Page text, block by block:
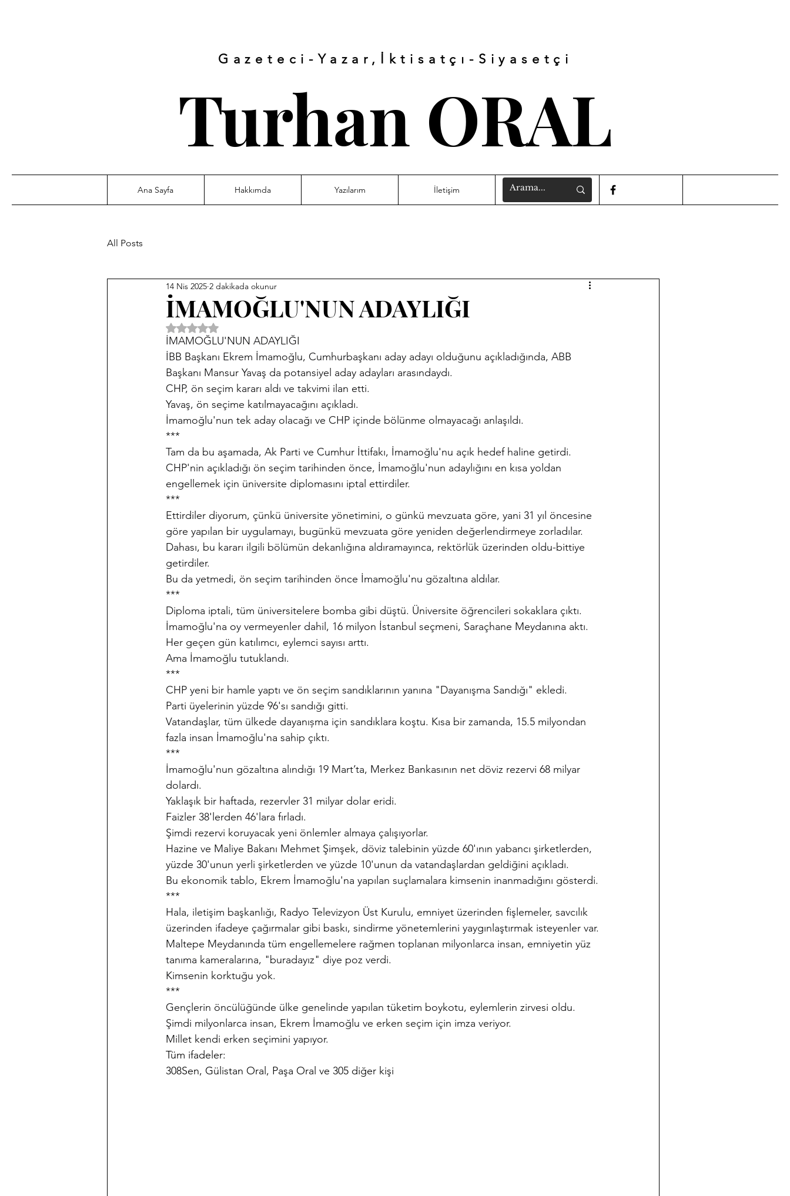
Gazeteci-Yazar,İktisatçı- Siyasetçi
Turhan ORAL
Ana Sayfa Hakkımda Yazılarım İletişim
All Posts
İMAMOĞLU'NUN ADAYLIĞI
14 Nis 2025 2 dakikada okunur
5 üzerinden NaN yıldız
İMAMOĞLU'NUN ADAYLIĞI
İBB Başkanı Ekrem İmamoğlu, Cumhurbaşkanı aday adayı olduğunu açıkladığında, ABB
Başkanı Mansur Yavaş da potansiyel aday adayları arasındaydı.
CHP, ön seçim kararı aldı ve takvimi ilan etti.
Yavaş, ön seçime katılmayacağını açıkladı.
İmamoğlu'nun tek aday olacağı ve CHP içinde bölünme olmayacağı anlaşıldı.
***
Tam da bu aşamada, Ak Parti ve Cumhur İttifakı, İmamoğlu'nu açık hedef haline getirdi.
CHP'nin açıkladığı ön seçim tarihinden önce, İmamoğlu'nun adaylığını en kısa yoldan
engellemek için üniversite diplomasını iptal ettirdiler.
***
Ettirdiler diyorum, çünkü üniversite yönetimini, o günkü mevzuata göre, yani 31 yıl öncesine
göre yapılan bir uygulamayı, bugünkü mevzuata göre yeniden değerlendirmeye zorladılar.
Dahası, bu kararı ilgili bölümün dekanlığına aldıramayınca, rektörlük üzerinden oldu-bittiye
getirdiler.
Bu da yetmedi, ön seçim tarihinden önce İmamoğlu'nu gözaltına aldılar.
***
Diploma iptali, tüm üniversitelere bomba gibi düştü. Üniversite öğrencileri sokaklara çıktı.
İmamoğlu'na oy vermeyenler dahil, 16 milyon İstanbul seçmeni, Saraçhane Meydanına aktı.
Her geçen gün katılımcı, eylemci sayısı arttı.
Ama İmamoğlu tutuklandı.
***
CHP yeni bir hamle yaptı ve ön seçim sandıklarının yanına "Dayanışma Sandığı" ekledi.
Parti üyelerinin yüzde 96'sı sandığı gitti.
Vatandaşlar, tüm ülkede dayanıșma için sandıklara koştu. Kısa bir zamanda, 15.5 milyondan
fazla insan İmamoğlu'na sahip çıktı.
***
İmamoğlu'nun gözaltına alındığı 19 Mart’ta, Merkez Bankasının net döviz rezervi 68 milyar
dolardı.
Yaklaşık bir haftada, rezervler 31 milyar dolar eridi.
Faizler 38'lerden 46'lara fırladı.
Şimdi rezervi koruyacak yeni önlemler almaya çalışıyorlar.
Hazine ve Maliye Bakanı Mehmet Şimşek, döviz talebinin yüzde 60'ının yabancı şirketlerden,
yüzde 30'unun yerli şirketlerden ve yüzde 10'unun da vatandaşlardan geldiğini açıkladı.
Bu ekonomik tablo, Ekrem İmamoğlu'na yapılan suçlamalara kimsenin inanmadığını gösterdi.
***
Hala, iletişim başkanlığı, Radyo Televizyon Üst Kurulu, emniyet üzerinden fişlemeler, savcılık
üzerinden ifadeye çağırmalar gibi baskı, sindirme yönetemlerini yaygınlaştırmak isteyenler var.
Maltepe Meydanında tüm engellemelere rağmen toplanan milyonlarca insan, emniyetin yüz
tanıma kameralarına, "buradayız" diye poz verdi.
Kimsenin korktuğu yok.
***
Gençlerin öncülüğünde ülke genelinde yapılan tüketim boykotu, eylemlerin zirvesi oldu.
Şimdi milyonlarca insan, Ekrem İmamoğlu ve erken seçim için imza veriyor.
Millet kendi erken seçimini yapıyor.
Tüm ifadeler:
308Sen, Gülistan Oral, Paşa Oral ve 305 diğer kişi